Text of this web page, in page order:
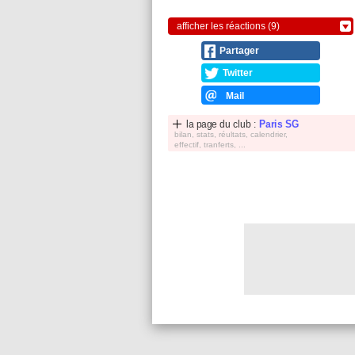
afficher les réactions (9)
Partager
Twitter
Mail
la page du club : Paris SG
bilan, stats, réultats, calendrier,
effectif, tranferts, ...